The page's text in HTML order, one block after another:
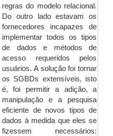
regras do modelo relacional.
Do outro lado estavam os
fornecedores incapazes de
implementar todos os tipos
de dados e métodos de
acesso requeridos pelos
usuários. A solução foi tornar
os SGBDs extensíveis, isto
é, foi permitir a adição, a
manipulação e a pesquisa
eficiente de novos tipos de
dados à medida que eles se
fizessem necessários: